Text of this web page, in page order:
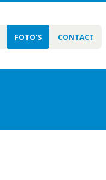
FOTO’S CONTACT